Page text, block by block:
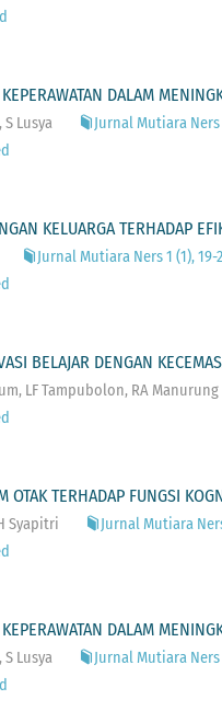
DALAM
Lusya
Jurnal Mutiara Ners
KELUARGA TERHADAP
Jurnal Mutiara Ners 1 (1), 19-
BELAJAR DENGAN
LF Tampubolon, RA Manurung
OTAK TERHADAP FUNGSI
Syapitri
Jurnal Mutiara
DALAM
Lusya
Jurnal Mutiara Ners